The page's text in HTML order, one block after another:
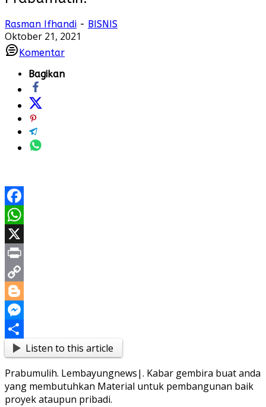
Rasman Ifhandi - BISNIS
Oktober 21, 2021
Komentar
Bagikan
Facebook
WhatsApp
X
Print
Copy
Link
Blogger
Messenger
ShareListen to this article
Prabumulih. Lembayungnews|. Kabar gembira buat anda
yang membutuhkan Material untuk pembangunan baik
proyek ataupun pribadi.